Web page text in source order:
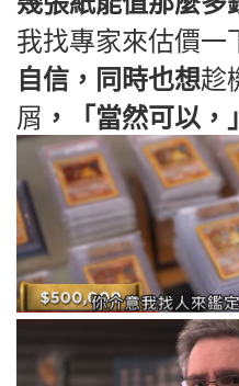
我找專家來估價一
自信，同時也想趁
屑 ，「當然可以，」